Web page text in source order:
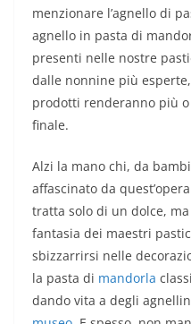
menzionare l’agnello di
agnello in pasta di
presenti nelle nostre
dalle nonnine più
prodotti renderanno più
finale.
Alzi la mano chi, da
affascinato da
tratta solo di un dolce,
fantasia dei maestri
sbizzarrirsi nelle
la pasta di mandorla
dando vita a degli